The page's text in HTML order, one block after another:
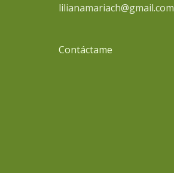
lilianamariach@gmail.com
Contáctame